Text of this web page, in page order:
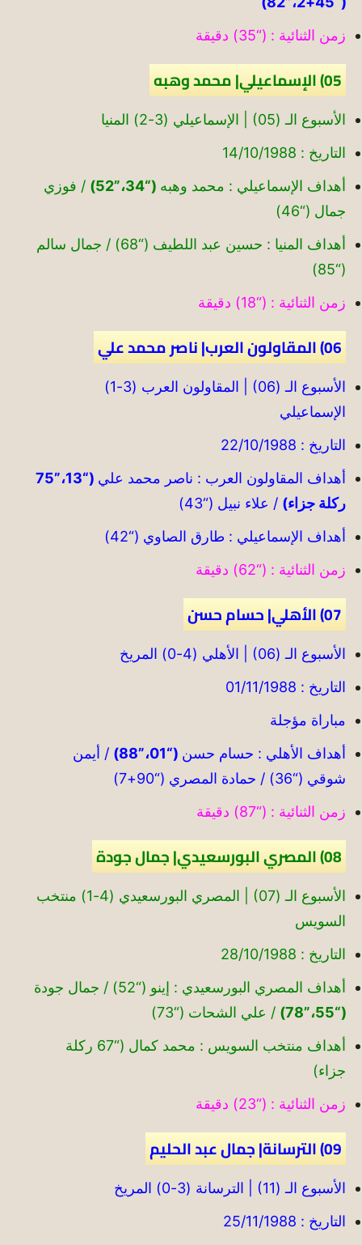
زمن الثنائية : (“35) دقيقة
05) الإسماعيلي| محمد وهبه
الأسبوع الـ (05) | الإسماعيلي (3-2) المنيا
التاريخ : 14/10/1988
أهداف الإسماعيلي : محمد وهبه (“34،”52)
/ فوزي
جمال (“46)
أهداف المنيا : حسين عبد اللطيف (“68) / جمال سالم
(“85)
زمن الثنائية : (“18) دقيقة
06) المقاولون العرب| ناصر محمد علي
الأسبوع الـ (06) | المقاولون العرب (3-1)
الإسماعيلي
التاريخ : 22/10/1988
أهداف المقاولون العرب : ناصر محمد علي
(“13،”75
ركلة جزاء) / علاء نبيل (“43)
أهداف الإسماعيلي : طارق الصاوي (“42)
زمن الثنائية : (“62) دقيقة
07) الأهلي| حسام حسن
الأسبوع الـ (06) | الأهلي (4-0) المريخ
التاريخ : 01/11/1988
مباراة مؤجلة
أهداف الأهلي : حسام حسن (“01،”88)
/ أيمن
شوقي (“36) / حمادة المصري (“90+7)
زمن الثنائية : (“87) دقيقة
08) المصري البورسعيدي| جمال جودة
الأسبوع الـ (07) | المصري البورسعيدي (4-1) منتخب
السويس
التاريخ : 28/10/1988
أهداف المصري البورسعيدي : إينو (“52) / جمال جودة
(“55،”78)
/ علي الشحات (“73)
أهداف منتخب السويس : محمد كمال (“67 ركلة
جزاء)
زمن الثنائية : (“23) دقيقة
09) الترسانة| جمال عبد الحليم
الأسبوع الـ (11) | الترسانة (3-0) المريخ
التاريخ : 25/11/1988